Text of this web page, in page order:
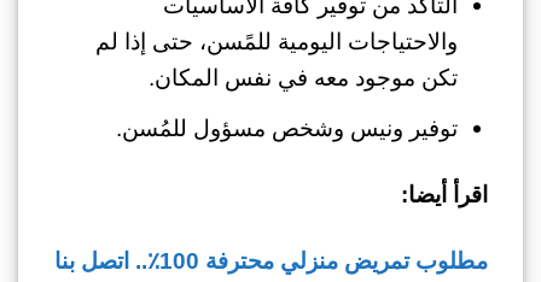
والاحتياجات اليومية للمًسن، حتى إذا لم
تكن موجود معه في نفس المكان.
توفير ونيس وشخص مسؤول للمُسن.
اقرأ أيضا:
مطلوب تمريض منزلي محترفة 100٪.. اتصل بنا